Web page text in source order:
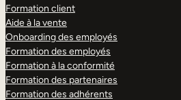
Formation client
Aide à la vente
Onboarding des employés
Formation des employés
Formation à la conformité
Formation des partenaires
Formation des adhérents